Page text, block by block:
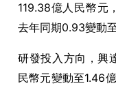
119.38億人民幣元
去年同期0.93變動
研發投入方向，興
民幣元變動至1.46